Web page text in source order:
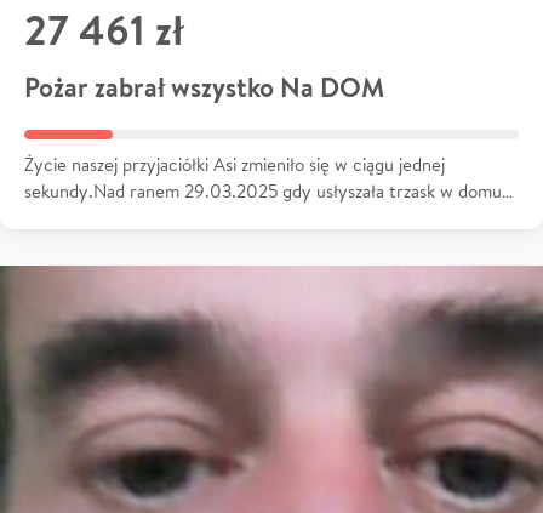
27 461 zł
Pożar zabrał wszystko Na DOM
Życie naszej przyjaciółki Asi zmieniło się w ciągu jednej
sekundy.Nad ranem 29.03.2025 gdy usłyszała trzask w domu…